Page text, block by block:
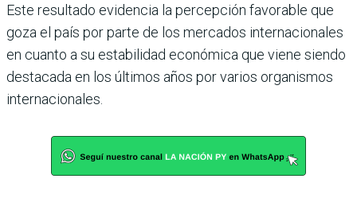
Este resultado evidencia la percepción favorable que
goza el país por parte de los mercados internacionales
en cuanto a su estabilidad económica que viene siendo
destacada en los últimos años por varios organismos
inter­nacionales.